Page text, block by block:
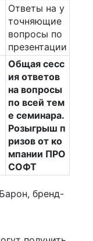
Ответы на у
точняющие
вопросы по
презентации
Общая сесс
ия ответов
на вопросы
по всей тем
е семинара.
Розыгрыш п
ризов от ко
мпании ПРО
СОФТ
бренд-